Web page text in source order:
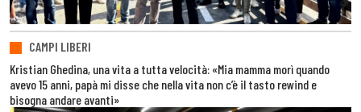
CAMPI LIBERI
Kristian Ghedina, una vita a tutta velocità: «Mia mamma morì quando
avevo 15 anni, papà mi disse che nella vita non c’è il tasto rewind e
bisogna andare avanti»